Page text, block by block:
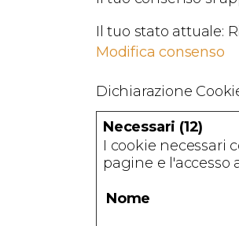
Il tuo stato attuale:
Modifica consenso
Dichiarazione
Necessari (12)
I cookie necessari
pagine e l'accesso
Nome